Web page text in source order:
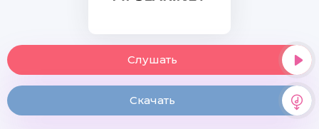
Слушать
Скачать